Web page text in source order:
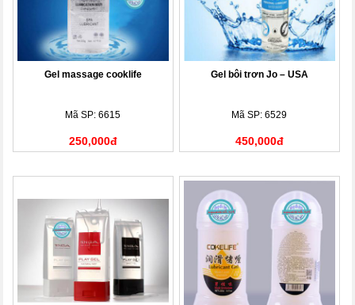
Gel massage cooklife
Mã SP: 6615
250,000đ
Gel bôi trơn Jo – USA
Mã SP: 6529
450,000đ